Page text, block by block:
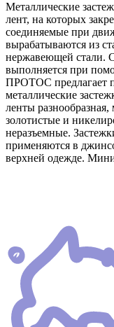
Металлические
лент, на которых
соединяемые при
вырабатываются из
нержавеющей стали.
выполняется при
ПРОТОС предлагает
металлические
ленты
золотистые и
неразъемные.
применяются в
верхней одежде.